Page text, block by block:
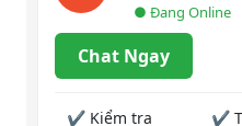
● Đang Online
Chat Ngay
✔ Kiểm tra
✔